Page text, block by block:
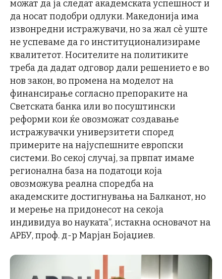
можат да ја следат академската успешност и
да носат подобри одлуки. Македонија има
извонредни истражувачи, но за жал сè уште
не успеваме да го институционализираме
квалитетот. Носителите на политиките
треба да дадат одговор дали решението е во
нов закон, во промена на моделот на
финансирање согласно препораките на
Светската банка или во посуштински
реформи кои ќе овозможат создавање
истражувачки универзитети според
примерите на најуспешните европски
системи. Во секој случај, за првпат имаме
регионална база на податоци која
овозможува реална споредба на
академските достигнувања на Балканот, но
и мерење на придонесот на секоја
индивидуа во науката”, истакна основачот на
АРБУ, проф. д-р Марјан Бојаџиев.